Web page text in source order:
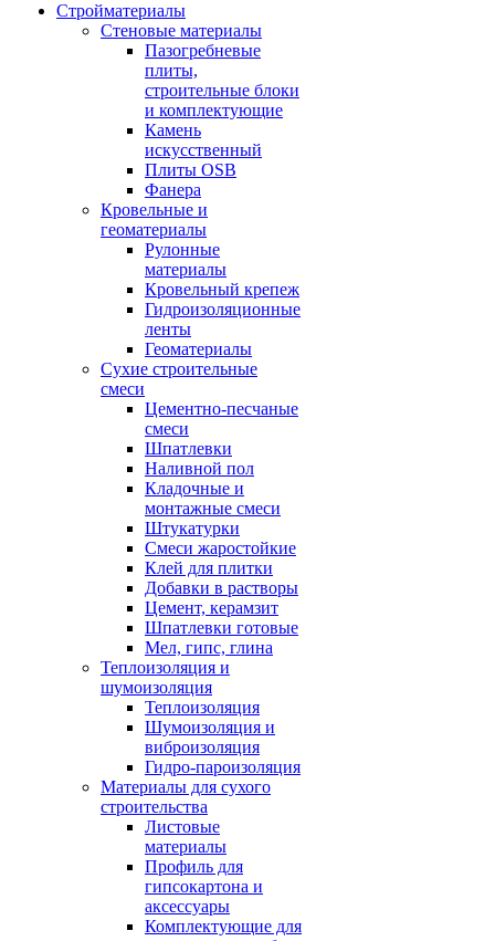
Стройматериалы
Стеновые материалы
Пазогребневые
плиты,
строительные блоки
и комплектующие
Камень
искусственный
Плиты OSB
Фанера
Кровельные и
геоматериалы
Рулонные
материалы
Кровельный крепеж
Гидроизоляционные
ленты
Геоматериалы
Сухие строительные
смеси
Цементно-песчаные
смеси
Шпатлевки
Наливной пол
Кладочные и
монтажные смеси
Штукатурки
Смеси жаростойкие
Клей для плитки
Добавки в растворы
Цемент, керамзит
Шпатлевки готовые
Мел, гипс, глина
Теплоизоляция и
шумоизоляция
Теплоизоляция
Шумоизоляция и
виброизоляция
Гидро-пароизоляция
Материалы для сухого
строительства
Листовые
материалы
Профиль для
гипсокартона и
аксессуары
Комплектующие для